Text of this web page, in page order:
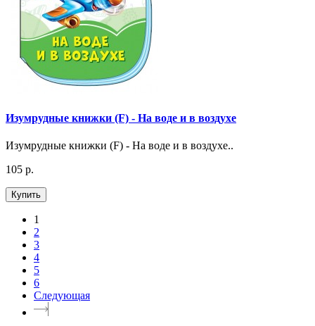
Изумрудные книжки (F) - На воде и в воздухе
Изумрудные книжки (F) - На воде и в воздухе..
105 р.
Купить
1
2
3
4
5
6
Следующая